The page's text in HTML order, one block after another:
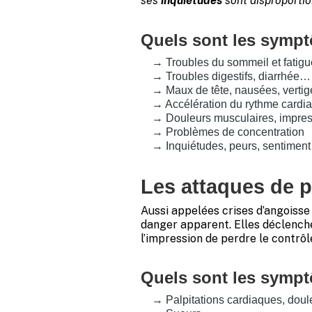
Quels sont les
→ Troubles du sommeil et
→ Troubles digestifs, diarrhée…
→ Maux de tête, nausées,
→ Accélération du rythme
→ Douleurs musculaires,
→ Problèmes de concentration
→ Inquiétudes, peurs,
Les attaques de
Aussi appelées crises
danger apparent. Elles
l’impression de perdre le
Quels sont les
→ Palpitations cardiaques,